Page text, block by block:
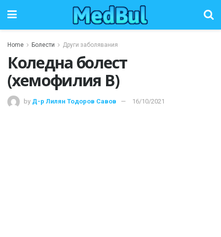
Home Болести Други заболявания
Коледна болест
(хемофилия В)
by Д-р Лилян Тодоров Савов 16/10/2021